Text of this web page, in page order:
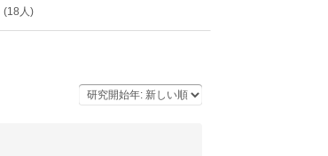
(18 人)